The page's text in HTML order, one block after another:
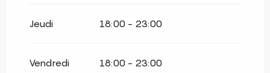
Jeudi 18:00 - 23:00
Vendredi 18:00 - 23:00